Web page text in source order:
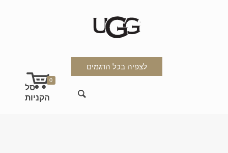
לצפיה בכל הדגמים
0